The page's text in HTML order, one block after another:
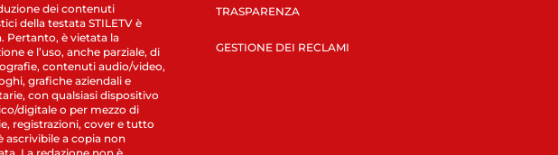
dei contenuti
della testata STILETV è
Pertanto, è vietata la
e l’uso, anche parziale, di
contenuti audio/video,
grafiche aziendali e
con qualsiasi dispositivo
digitale o per mezzo di
registrazioni, cover e tutto
ascrivibile a copia non
TRASPARENZA
GESTIONE DEI RECLAMI